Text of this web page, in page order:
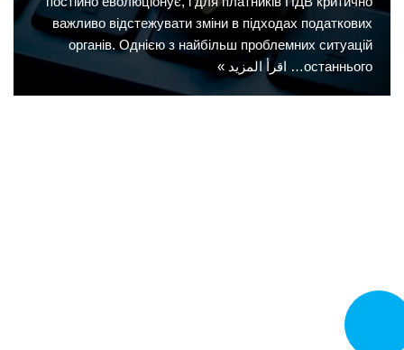
важливо відстежувати зміни в підходах податкових
органів. Однією з найбільш проблемних ситуацій
останнього…
اقرأ المزيد »